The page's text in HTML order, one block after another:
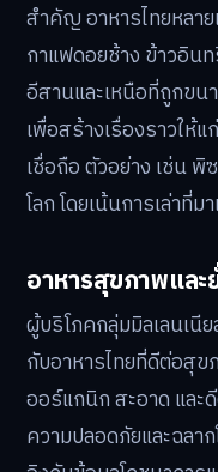
สำคัญ อาหารไทยหลาย
กาแฟดอยช้าง ข้าวอิน
อีสานและเหนือที่ถูกขน
เพื่อสร้างเรื่องราวให้
เชื่อถือ ตัวอย่าง เช่น
โลก โดยเน้นการเล่าที่
อาหารสุขภาพและ
ผู้บริโภคกลุ่มมิลเลนเนี
กับอาหารไทยที่ดีต่อสุข
ออร์แกนิก สะอาด และ
ความปลอดภัยและฉลา